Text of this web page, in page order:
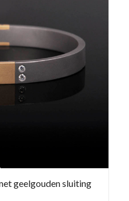
geelgouden sluiting